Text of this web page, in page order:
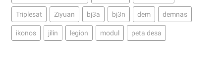
Triplesat Ziyuan bj3a bj3n dem demnas
ikonos jilin legion modul peta desa